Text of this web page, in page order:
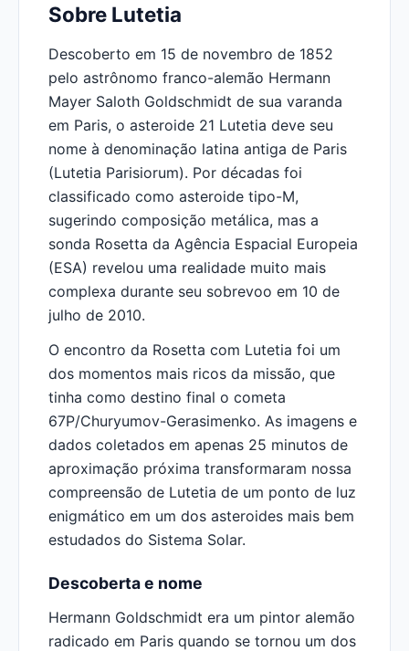
Sobre Lutetia
Descoberto em 15 de novembro de 1852
pelo astrônomo franco-alemão Hermann
Mayer Saloth Goldschmidt de sua varanda
em Paris, o asteroide 21 Lutetia deve seu
nome à denominação latina antiga de Paris
(Lutetia Parisiorum). Por décadas foi
classificado como asteroide tipo-M,
sugerindo composição metálica, mas a
sonda Rosetta da Agência Espacial Europeia
(ESA) revelou uma realidade muito mais
complexa durante seu sobrevoo em 10 de
julho de 2010.
O encontro da Rosetta com Lutetia foi um
dos momentos mais ricos da missão, que
tinha como destino final o cometa
67P/Churyumov-Gerasimenko. As imagens e
dados coletados em apenas 25 minutos de
aproximação próxima transformaram nossa
compreensão de Lutetia de um ponto de luz
enigmático em um dos asteroides mais bem
estudados do Sistema Solar.
Descoberta e nome
Hermann Goldschmidt era um pintor alemão
radicado em Paris quando se tornou um dos